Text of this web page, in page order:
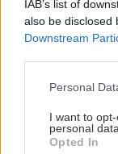
IAB’s list of
also be disclosed
Downstream
Please note that
not limited to
grant or deny
use your data for
Personal
I want to
personal data.
Opted In
Παρνασσού. Οι
από τις
της Ελλάδας.
Experience,
Σουβάλα,
Πολύδροσο,